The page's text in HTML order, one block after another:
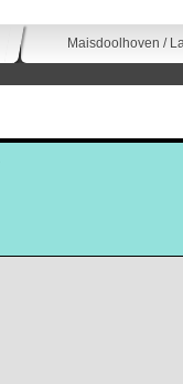
Maisdoolhoven /